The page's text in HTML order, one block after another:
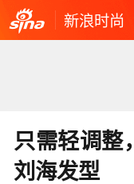
新浪时尚
只需轻调整
刘海发型